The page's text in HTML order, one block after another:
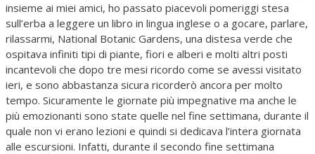
insieme ai miei amici, ho passato piacevoli pomeriggi stesa
sull’erba a leggere un libro in lingua inglese o a gocare, parlare,
rilassarmi, National Botanic Gardens, una distesa verde che
ospitava infiniti tipi di piante, fiori e alberi e molti altri posti
incantevoli che dopo tre mesi ricordo come se avessi visitato
ieri, e sono abbastanza sicura ricorderò ancora per molto
tempo. Sicuramente le giornate più impegnative ma anche le
più emozionanti sono state quelle nel fine settimana, durante il
quale non vi erano lezioni e quindi si dedicava l’intera giornata
alle escursioni. Infatti, durante il secondo fine settimana